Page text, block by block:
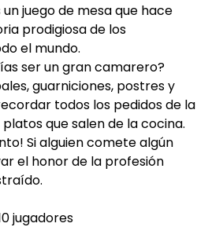
un juego de mesa que hace
prodigiosa de los
el mundo.
ser un gran camarero?
guarniciones, postres y
todos los pedidos de la
que salen de la cocina.
Si alguien comete algún
el honor de la profesión
jugadores